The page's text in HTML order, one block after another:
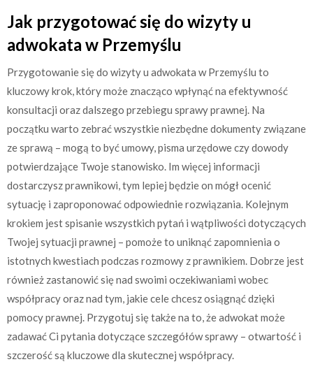
Jak przygotować się do wizyty u
adwokata w Przemyślu
Przygotowanie się do wizyty u adwokata w Przemyślu to
kluczowy krok, który może znacząco wpłynąć na efektywność
konsultacji oraz dalszego przebiegu sprawy prawnej. Na
początku warto zebrać wszystkie niezbędne dokumenty związane
ze sprawą – mogą to być umowy, pisma urzędowe czy dowody
potwierdzające Twoje stanowisko. Im więcej informacji
dostarczysz prawnikowi, tym lepiej będzie on mógł ocenić
sytuację i zaproponować odpowiednie rozwiązania. Kolejnym
krokiem jest spisanie wszystkich pytań i wątpliwości dotyczących
Twojej sytuacji prawnej – pomoże to uniknąć zapomnienia o
istotnych kwestiach podczas rozmowy z prawnikiem. Dobrze jest
również zastanowić się nad swoimi oczekiwaniami wobec
współpracy oraz nad tym, jakie cele chcesz osiągnąć dzięki
pomocy prawnej. Przygotuj się także na to, że adwokat może
zadawać Ci pytania dotyczące szczegółów sprawy – otwartość i
szczerość są kluczowe dla skutecznej współpracy.